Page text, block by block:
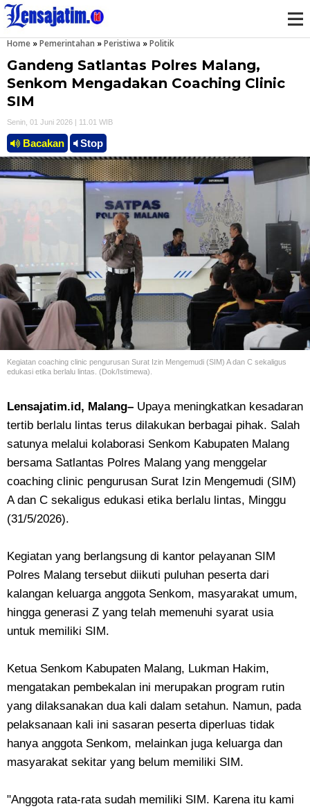
Home »Pemerintahan »Peristiwa »Politik
Gandeng Satlantas Polres Malang,
Senkom Mengadakan Coaching Clinic
SIM
Senin, 01 Juni 2026 | 11.01 WIB
Bacakan Stop
Kegiatan coaching clinic pengurusan Surat Izin Mengemudi (SIM) A dan C sekaligus
edukasi etika berlalu lintas. (Dok/Istimewa).
Lensajatim.id, Malang– Upaya meningkatkan kesadaran
tertib berlalu lintas terus dilakukan berbagai pihak. Salah
satunya melalui kolaborasi Senkom Kabupaten Malang
bersama Satlantas Polres Malang yang menggelar
coaching clinic pengurusan Surat Izin Mengemudi (SIM)
A dan C sekaligus edukasi etika berlalu lintas, Minggu
(31/5/2026).
Kegiatan yang berlangsung di kantor pelayanan SIM
Polres Malang tersebut diikuti puluhan peserta dari
kalangan keluarga anggota Senkom, masyarakat umum,
hingga generasi Z yang telah memenuhi syarat usia
untuk memiliki SIM.
Ketua Senkom Kabupaten Malang, Lukman Hakim,
mengatakan pembekalan ini merupakan program rutin
yang dilaksanakan dua kali dalam setahun. Namun, pada
pelaksanaan kali ini sasaran peserta diperluas tidak
hanya anggota Senkom, melainkan juga keluarga dan
masyarakat sekitar yang belum memiliki SIM.
"Anggota rata-rata sudah memiliki SIM. Karena itu kami